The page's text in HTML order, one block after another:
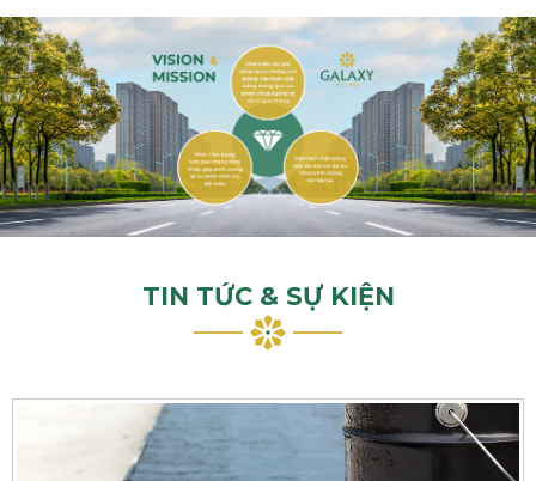
TIN TỨC & SỰ KIỆN